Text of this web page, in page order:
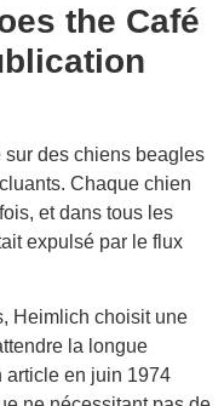
the Café
sur des chiens beagles
Chaque chien
et dans tous les
expulsé par le flux
Heimlich choisit une
la longue
article en juin 1974